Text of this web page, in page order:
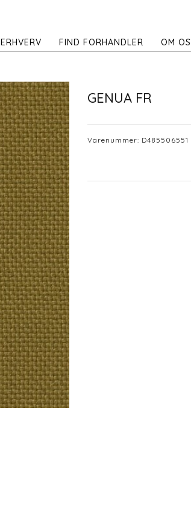
ERHVERV FIND FORHANDLER OM OS
GENUA FR
Varenummer: D485506551